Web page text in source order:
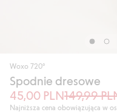
Woxo 720°
Spodnie dresowe
45,00 PLN149,99
Najniższa cena obowiązująca w